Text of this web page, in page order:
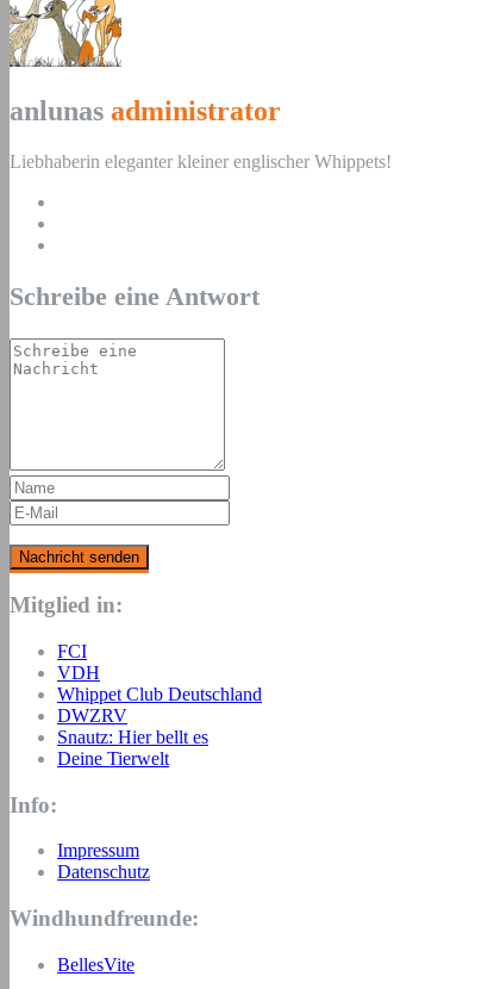
anlunas administrator
Liebhaberin eleganter kleiner englischer Whippets!
Schreibe eine Antwort
Mitglied in:
FCI
VDH
Whippet Club Deutschland
DWZRV
Snautz: Hier bellt es
Deine Tierwelt
Info:
Impressum
Datenschutz
Windhundfreunde:
BellesVite